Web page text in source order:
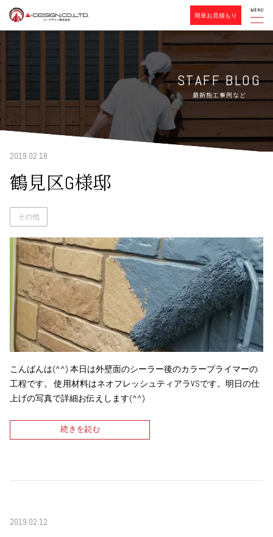
STAFF BLOG
最新施工事例など
2019.02.18
鶴見区G様邸
その他
こんばんは(^^) 本日は外壁面のシーラー後のカラープライマーの
工程です。 使用材料はネオフレッシュティアラVSです。明日の仕
上げの写真で詳細お伝えします(^^)
続きを読む
2019.02.12
簡単お見積もり